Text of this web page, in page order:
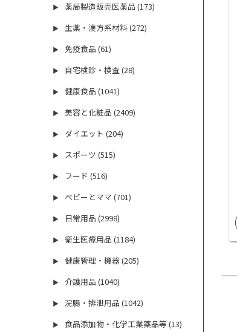
▶ 薬局製造販売医薬品 (173)
▶ 生薬・漢方系材料 (272)
▶ 免疫食品 (61)
▶ 自宅検診・検査 (28)
▶ 健康食品 (1041)
▶ 美容と化粧品 (2409)
▶ ダイエット (204)
▶ スポーツ (515)
▶ フード (516)
▶ ベビーとママ (701)
▶ 日常用品 (2998)
▶ 衛生医療用品 (1184)
▶ 健康管理・機器 (205)
▶ 介護用品 (1040)
▶ 浣腸・排泄用品 (1042)
▶ 食品添加物・化学工業薬品等 (13)